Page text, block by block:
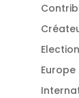
Europe